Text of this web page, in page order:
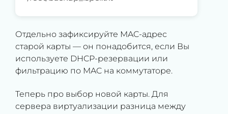
Отдельно зафиксируйте MAC-адрес
старой карты — он понадобится, если Вы
используете DHCP-резервации или
фильтрацию по MAC на коммутаторе.
Теперь про выбор новой карты. Для
сервера виртуализации разница между